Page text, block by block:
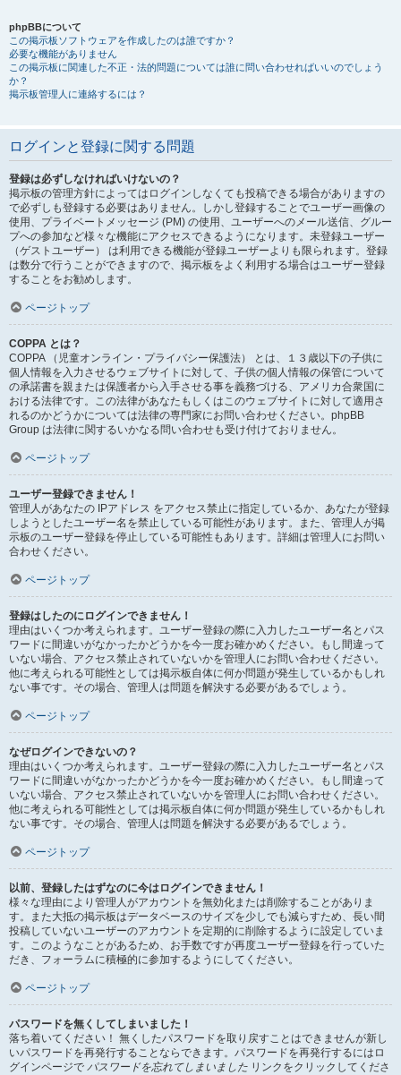
phpBBについて
この掲示板ソフトウェアを作成したのは誰ですか？
必要な機能がありません
この掲示板に関連した不正・法的問題については誰に問い合わせればいいのでしょう
か？
掲示板管理人に連絡するには？
ログインと登録に関する問題
登録は必ずしなければいけないの？
掲示板の管理方針によってはログインしなくても投稿できる場合がありますの
で必ずしも登録する必要はありません。しかし登録することでユーザー画像の
使用、プライベートメッセージ (PM) の使用、ユーザーへのメール送信、グルー
プへの参加など様々な機能にアクセスできるようになります。未登録ユーザー
（ゲストユーザー） は利用できる機能が登録ユーザーよりも限られます。登録
は数分で行うことができますので、掲示板をよく利用する場合はユーザー登録
することをお勧めします。
ページトップ
COPPA とは？
COPPA （児童オンライン・プライバシー保護法） とは、１３歳以下の子供に
個人情報を入力させるウェブサイトに対して、子供の個人情報の保管について
の承諾書を親または保護者から入手させる事を義務づける、アメリカ合衆国に
おける法律です。この法律があなたもしくはこのウェブサイトに対して適用さ
れるのかどうかについては法律の専門家にお問い合わせください。phpBB
Group は法律に関するいかなる問い合わせも受け付けておりません。
ページトップ
ユーザー登録できません！
管理人があなたの IPアドレス をアクセス禁止に指定しているか、あなたが登録
しようとしたユーザー名を禁止している可能性があります。また、管理人が掲
示板のユーザー登録を停止している可能性もあります。詳細は管理人にお問い
合わせください。
ページトップ
登録はしたのにログインできません！
理由はいくつか考えられます。ユーザー登録の際に入力したユーザー名とパス
ワードに間違いがなかったかどうかを今一度お確かめください。もし間違って
いない場合、アクセス禁止されていないかを管理人にお問い合わせください。
他に考えられる可能性としては掲示板自体に何か問題が発生しているかもしれ
ない事です。その場合、管理人は問題を解決する必要があるでしょう。
ページトップ
なぜログインできないの？
理由はいくつか考えられます。ユーザー登録の際に入力したユーザー名とパス
ワードに間違いがなかったかどうかを今一度お確かめください。もし間違って
いない場合、アクセス禁止されていないかを管理人にお問い合わせください。
他に考えられる可能性としては掲示板自体に何か問題が発生しているかもしれ
ない事です。その場合、管理人は問題を解決する必要があるでしょう。
ページトップ
以前、登録したはずなのに今はログインできません！
様々な理由により管理人がアカウントを無効化または削除することがありま
す。また大抵の掲示板はデータベースのサイズを少しでも減らすため、長い間
投稿していないユーザーのアカウントを定期的に削除するように設定していま
す。このようなことがあるため、お手数ですが再度ユーザー登録を行っていた
だき、フォーラムに積極的に参加するようにしてください。
ページトップ
パスワードを無くしてしまいました！
落ち着いてください！ 無くしたパスワードを取り戻すことはできませんが新し
いパスワードを再発行することならできます。パスワードを再発行するにはロ
グインページで パスワードを忘れてしまいました リンクをクリックしてくださ